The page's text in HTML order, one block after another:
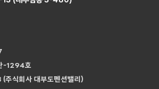
-1294호
식회사 대부도펜션밸리)